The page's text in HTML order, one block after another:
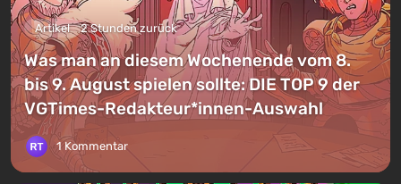
Artikel 2 Stunden zurück
Was man an diesem Wochenende vom 8.
bis 9. August spielen sollte: DIE TOP 9 der
VGTimes-Redakteur*innen-Auswahl
1 Kommentar